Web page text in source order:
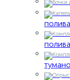
полива
полива